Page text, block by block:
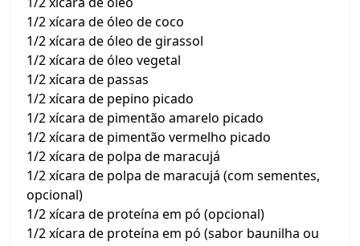
1/2 xícara de óleo de coco
1/2 xícara de óleo de girassol
1/2 xícara de óleo vegetal
1/2 xícara de passas
1/2 xícara de pepino picado
1/2 xícara de pimentão amarelo picado
1/2 xícara de pimentão vermelho picado
1/2 xícara de polpa de maracujá
1/2 xícara de polpa de maracujá (com sementes,
opcional)
1/2 xícara de proteína em pó (opcional)
1/2 xícara de proteína em pó (sabor baunilha ou